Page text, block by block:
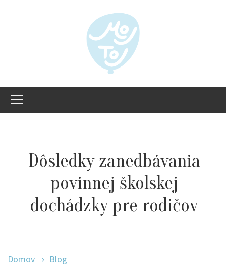
Dôsledky zanedbávania
povinnej školskej
dochádzky pre rodičov
Domov
Blog